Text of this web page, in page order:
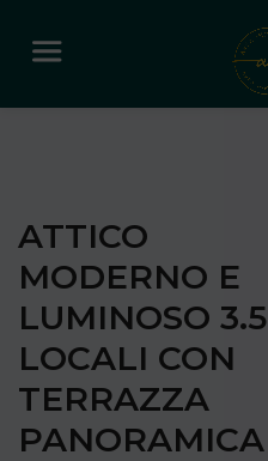
ATTICO
MODERNO E
LUMINOSO 3.5
LOCALI CON
TERRAZZA
PANORAMICA